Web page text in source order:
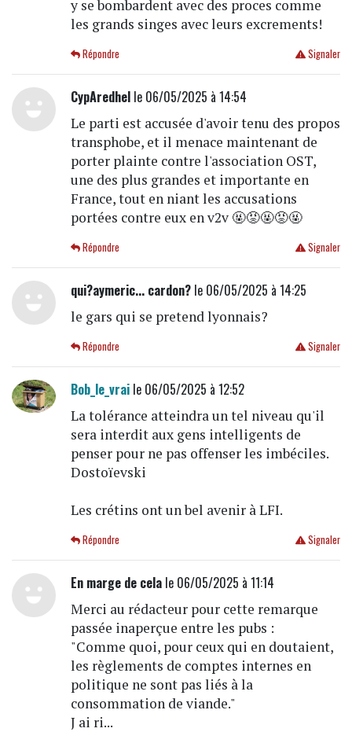
y se bombardent avec des proces comme
les grands singes avec leurs excrements!
Signaler
Répondre
CypAredhelle 06/05/2025 à 14:54
Le parti est accusée d'avoir tenu des propos
transphobe, et il menace maintenant de
porter plainte contre l'association OST,
une des plus grandes et importante en
France, tout en niant les accusations
portées contre eux en v2v 🤬😡🤬😡🤬
Signaler
Répondre
qui?aymeric... cardon?le 06/05/2025 à 14:25
le gars qui se pretend lyonnais?
Signaler
Répondre
Bob_le_vraile 06/05/2025 à 12:52
La tolérance atteindra un tel niveau qu'il
sera interdit aux gens intelligents de
penser pour ne pas offenser les imbéciles.
Dostoïevski
Les crétins ont un bel avenir à LFI.
Signaler
Répondre
En marge de celale 06/05/2025 à 11:14
Merci au rédacteur pour cette remarque
passée inaperçue entre les pubs :
"Comme quoi, pour ceux qui en doutaient,
les règlements de comptes internes en
politique ne sont pas liés à la
consommation de viande."
J ai ri...